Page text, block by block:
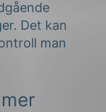
Det kan
man